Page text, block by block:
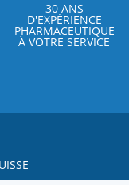
30 ANS
D'EXPÉRIENCE
PHARMACEUTIQUE
À VOTRE SERVICE